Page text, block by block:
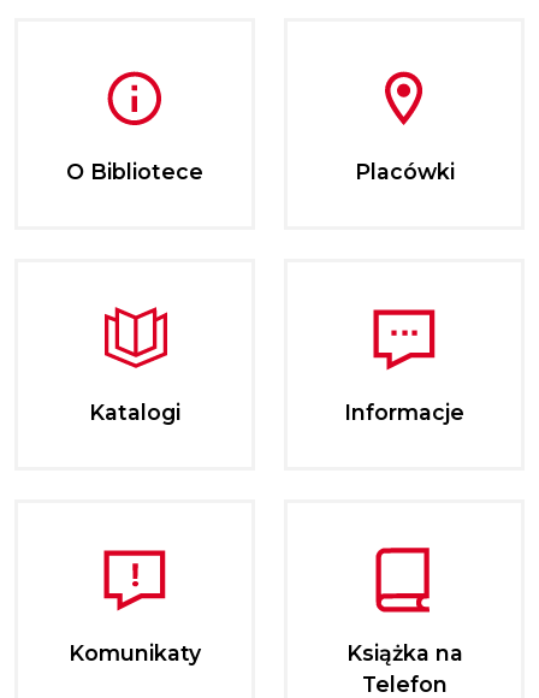
O Bibliotece Placówki
Katalogi Informacje
Komunikaty
Książka na
Telefon